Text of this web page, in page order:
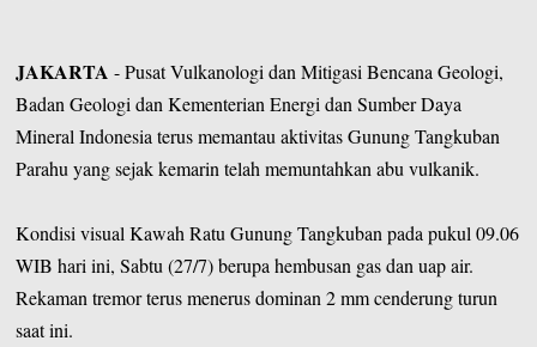
JAKARTA - Pusat Vulkanologi dan Mitigasi Bencana Geologi,
Badan Geologi dan Kementerian Energi dan Sumber Daya
Mineral Indonesia terus memantau aktivitas Gunung Tangkuban
Parahu yang sejak kemarin telah memuntahkan abu vulkanik.
Kondisi visual Kawah Ratu Gunung Tangkuban pada pukul 09.06
WIB hari ini, Sabtu (27/7) berupa hembusan gas dan uap air.
Rekaman tremor terus menerus dominan 2 mm cenderung turun
saat ini.